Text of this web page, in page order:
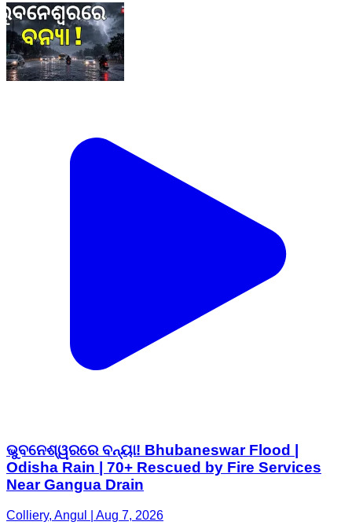
ଭୁବନେଶ୍ୱରରେ ବନ୍ୟା! Bhubaneswar Flood |
Odisha Rain | 70+ Rescued by Fire Services
Near Gangua Drain
Colliery, Angul | Aug 7, 2026